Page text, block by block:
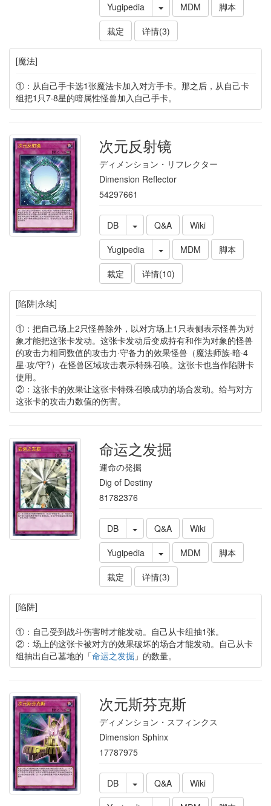
Yugipedia
MDM
脚本
裁定
详情(3)
[魔法]
①：从自己手卡选1张魔法卡加入对方手卡。那之后，从自己卡
组把1只7·8星的暗属性怪兽加入自己手卡。
次元反射镜
ディメンション・リフレクター
Dimension Reflector
54297661
DB Q&A
Wiki
Yugipedia
MDM
脚本
裁定
详情(10)
[陷阱|永续]
①：把自己场上2只怪兽除外，以对方场上1只表侧表示怪兽为对
象才能把这张卡发动。这张卡发动后变成持有和作为对象的怪兽
的攻击力相同数值的攻击力·守备力的效果怪兽（魔法师族·暗·4
星·攻/守?）在怪兽区域攻击表示特殊召唤。这张卡也当作陷阱卡
使用。
②：这张卡的效果让这张卡特殊召唤成功的场合发动。给与对方
这张卡的攻击力数值的伤害。
命运之发掘
運命の発掘
Dig of Destiny
81782376
DB Q&A
Wiki
Yugipedia
MDM
脚本
裁定
详情(3)
[陷阱]
①：自己受到战斗伤害时才能发动。自己从卡组抽1张。
②：场上的这张卡被对方的效果破坏的场合才能发动。自己从卡
组抽出自己墓地的「命运之发掘 」的数量。
次元斯芬克斯
ディメンション・スフィンクス
Dimension Sphinx
17787975
DB Q&A
Wiki